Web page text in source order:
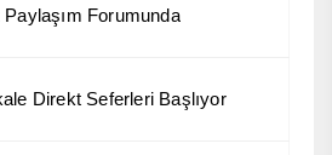
Forumunda
Direkt Seferleri Başlıyor